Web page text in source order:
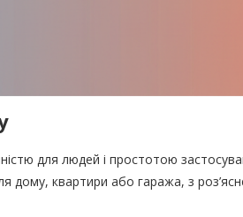
для людей і простотою
дому, квартири або гаража, з